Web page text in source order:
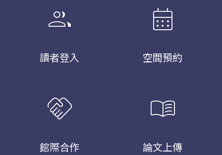
group
讀者登入
calendar_month
空間預約
handshake
館際合作
menu_book
論文上傳